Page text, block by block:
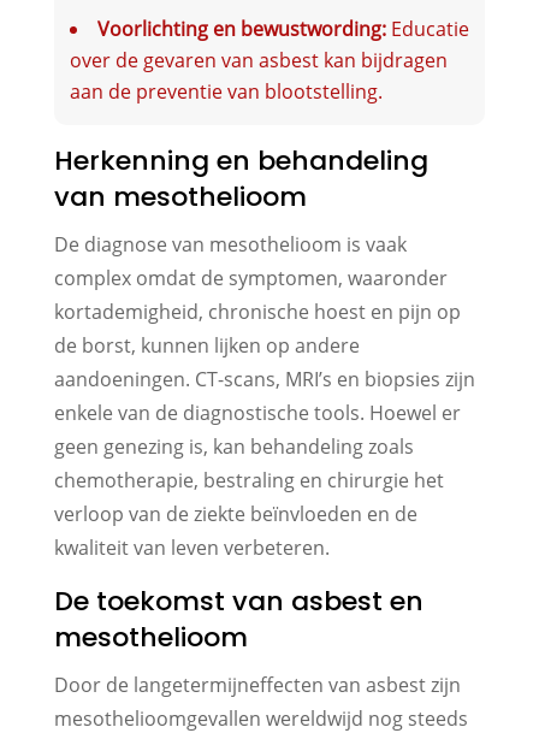
Voorlichting en bewustwording:Educatie
over de gevaren van asbest kan bijdragen
aan de preventie van blootstelling.
Herkenning en behandeling
van mesothelioom
De diagnose van mesothelioom is vaak
complex omdat de symptomen, waaronder
kortademigheid, chronische hoest en pijn op
de borst, kunnen lijken op andere
aandoeningen. CT-scans, MRI’s en biopsies zijn
enkele van de diagnostische tools. Hoewel er
geen genezing is, kan behandeling zoals
chemotherapie, bestraling en chirurgie het
verloop van de ziekte beïnvloeden en de
kwaliteit van leven verbeteren.
De toekomst van asbest en
mesothelioom
Door de langetermijneffecten van asbest zijn
mesothelioomgevallen wereldwijd nog steeds